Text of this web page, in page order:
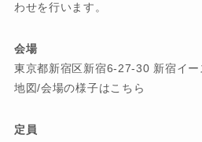
わせを行います。
会場
東京都新宿区新宿6-27-30 新宿イ
地図/会場の様子はこちら
定員